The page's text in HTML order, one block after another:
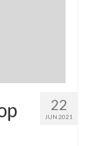
22
JUN 2021